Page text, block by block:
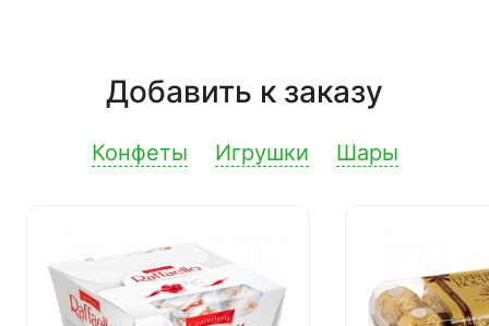
Добавить к заказу
Конфеты Игрушки Шары